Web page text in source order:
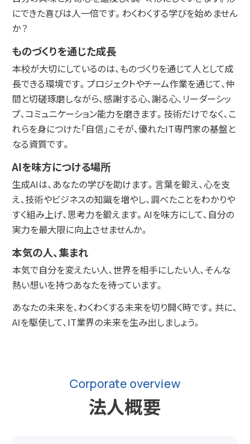
にできた喜びは人一倍です。わくわくする学びを始めません
か？
ものづくりを通じた成長
本校が大切にしているのは、ものづくりを通じて人として成
長できる環境です。プロジェクトやチーム作業を通じて、仲
間と切磋琢磨しながら、感謝する心、謝る心、リーダーシッ
プ、コミュニケーション能力を磨きます。技術だけでなく、こ
れらを身につけた「自信」こそが、優れたIT専門家の基盤と
なる資質です。
AIを味方につける場所
生成AIは、あなたの学びを助けます。言葉を鍛え、心を支
え、技術やビジネスの知識を増やし、調べたことをわかりや
すく組み上げ、思考力を鍛えます。AIを味方にして、自分の
実力を最大限に向上させませんか。
本気の人、集まれ
本気で自分を変えたい人、世界を相手にしたい人、そんな
熱い想いを持つあなたを待っています。
あなたの未来を、わくわくする未来を切り開く時です。共に、
AIを駆使して、IT業界の未来を生み出しましょう。
Corporate overview
法人概要